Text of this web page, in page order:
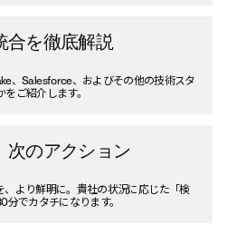
合を徹底解説
、Salesforce、およびその他の技術スタ
ご紹介します。
次のアクション
、より鮮明に。貴社の状況に応じた「検
でカタチになります。